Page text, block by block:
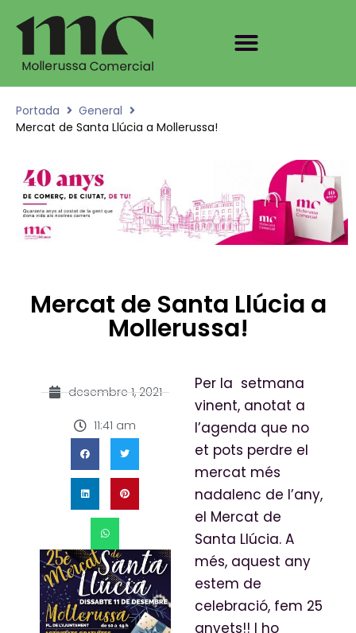
Portada
General
Mercat de Santa Llúcia a Mollerussa!
Mercat de Santa Llúcia a
Mollerussa!
desembre 1, 2021
11:41 am
Per la setmana
vinent, anotat a
l’agenda que no
et pots perdre el
mercat més
nadalenc de l’any,
el Mercat de
Santa Llúcia. A
més, aquest any
estem de
celebració, fem 25
anyets!! I ho